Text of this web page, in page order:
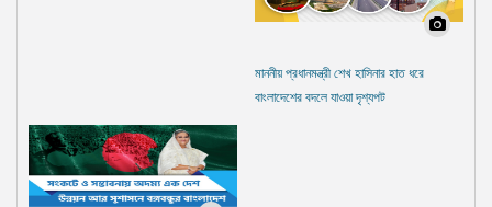
মাননীয় প্রধানমন্ত্রী শেখ হাসিনার হাত ধরে
বাংলাদেশের বদলে যাওয়া দৃশ্যপট